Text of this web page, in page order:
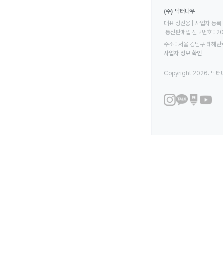
(주) 닥터나우
대표 정진웅 | 사업자
통신판매업 신고번호
주소 : 서울 강남구 테헤
사업자 정보 확인
Copyright 2026. 닥터